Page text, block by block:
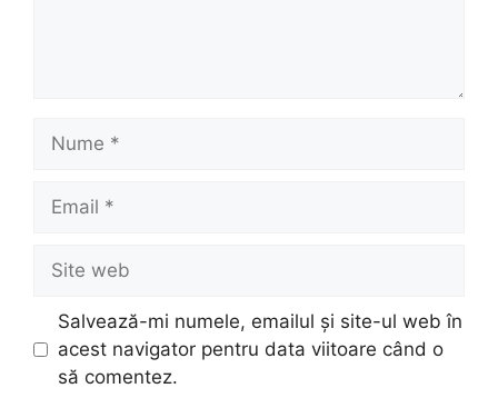
Nume
Email
Site
web
Salvează-mi numele, emailul și site-ul web în
acest navigator pentru data viitoare când o
să comentez.